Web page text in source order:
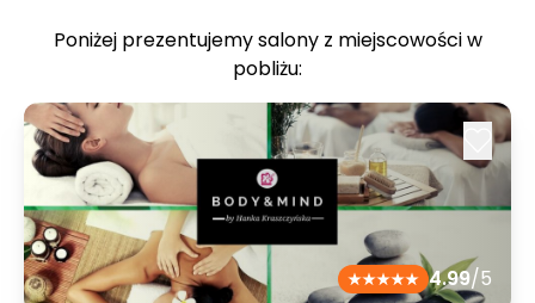
Poniżej prezentujemy salony z miejscowości w
pobliżu:
4.99/5